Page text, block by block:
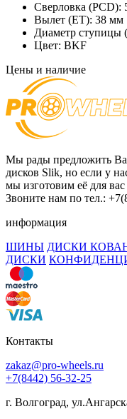
Сверловка (PCD):
Вылет (ET): 38 мм
Диаметр ступицы
Цвет: BKF
Цены и наличие
Мы рады предложить
дисков Slik, но если у
мы изготовим её для
Звоните нам по тел.:
информация
ШИНЫ ДИСКИ
ДИСКИ
Контакты
zakaz@pro-wheels.ru
+7(8442) 56-32-25
г. Волгоград,